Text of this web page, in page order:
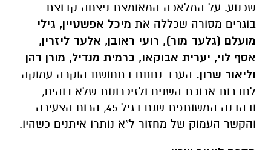
שכנוע. על המלאכה המאומצת ניצחה קבוצת
בוגרים מסורה שכללה את מיכל אפשטיין, גילי
מועלם (גלעד מור), רועי ראובן, אלעד ליזרין,
אסף לוי, יערית אבוקאו, כרמית מנדיל, מורן דהן
וליאור שרון. הערב נחתם בתחושת הוקרה עמוקה
לחברות ארוכת השנים ולזיכרונות שלא דוהים,
ובהבנה המשותפת שגם בגיל 45, הרוח הצעירה
והקשר העמוק של מחזור ל"א נותרו איתנים כשהיו.